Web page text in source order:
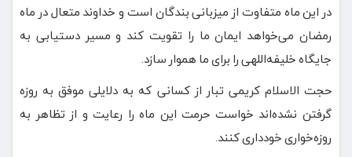
در این ماه متفاوت از میزبانی بندگان است و خداوند متعال در ماه
رمضان می‌خواهد ایمان ما را تقویت کند و مسیر دستیابی به
جایگاه خلیفه‌اللهی را برای ما هموار سازد.
حجت الاسلام کریمی تبار از کسانی که به دلایلی موفق به روزه
گرفتن نشده‌اند خواست حرمت این ماه را رعایت و از تظاهر به
روزه‌خواری خودداری کنند.